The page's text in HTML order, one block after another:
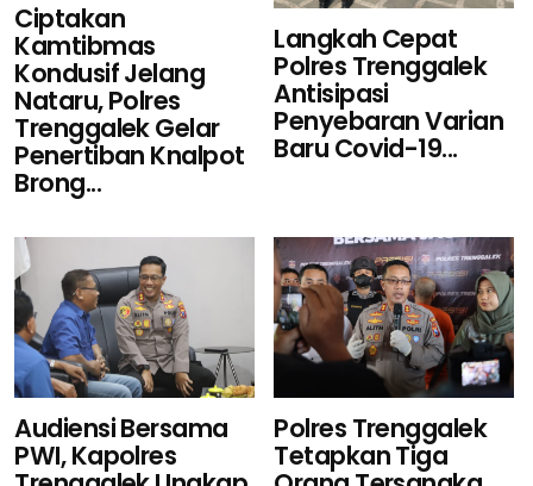
Ciptakan
Kamtibmas
Kondusif Jelang
Nataru, Polres
Trenggalek Gelar
Penertiban Knalpot
Brong...
Langkah Cepat
Polres Trenggalek
Antisipasi
Penyebaran Varian
Baru Covid-19...
Audiensi Bersama
PWI, Kapolres
Polres Trenggalek
Tetapkan Tiga